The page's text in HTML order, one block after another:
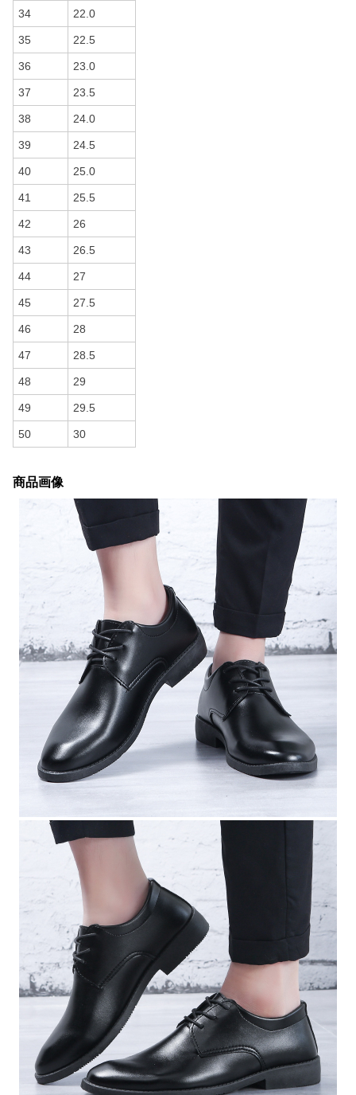
34 22.0
35 22.5
36 23.0
37 23.5
38 24.0
39 24.5
40 25.0
41 25.5
42 26
43 26.5
44 27
45 27.5
46 28
47 28.5
48 29
49 29.5
50 30
商品画像